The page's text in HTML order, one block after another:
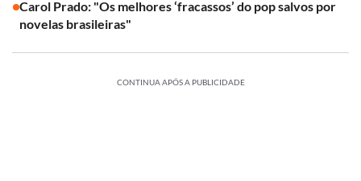
Carol Prado: "Os melhores ‘fracassos’ do pop salvos por
novelas brasileiras"
CONTINUA APÓS A PUBLICIDADE